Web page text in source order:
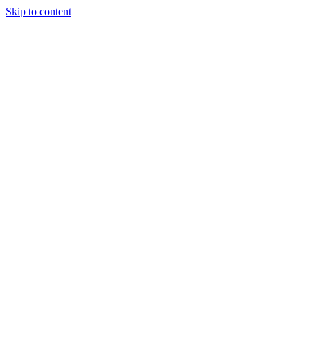
Skip to content